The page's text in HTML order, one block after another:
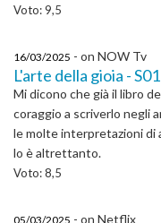
Voto: 9,5
16/03/2025 - on NOW Tv
L'arte della gioia - S01
Mi dicono che già il libro
coraggio a scriverlo negli
le molte interpretazioni di
lo è altrettanto.
Voto: 8,5
05/03/2025 - on Netflix